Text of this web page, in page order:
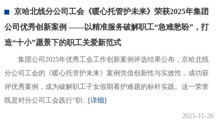
京哈北线分公司工会《暖心托管护未来》荣获2025年集团
公司优秀创新案例 ——以精准服务破解职工“急难愁盼”，打
造“十小”愿景下的职工关爱新范式
集团公司2025年优秀工会工作创新案例评选结果公布，京哈北线
分公司工会的《暖心托管护未来》案例凭借创新性与实效性，成功获
评优秀案例，成为破解职工子女假期看护难题的标杆实践。这一荣誉
既是对分公司工会践行“职... [详细]
2025-11-26